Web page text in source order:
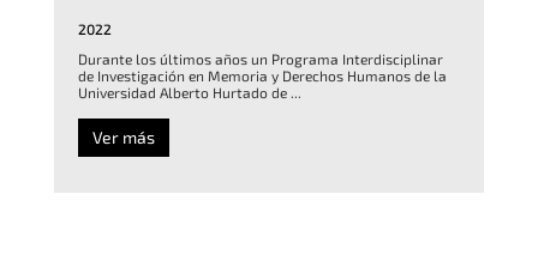
2022
Durante los últimos años un Programa Interdisciplinar
de Investigación en Memoria y Derechos Humanos de la
Universidad Alberto Hurtado de ...
Ver más